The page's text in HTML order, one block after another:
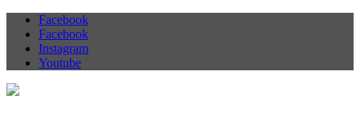
Facebook
Facebook
Instagram
Youtube